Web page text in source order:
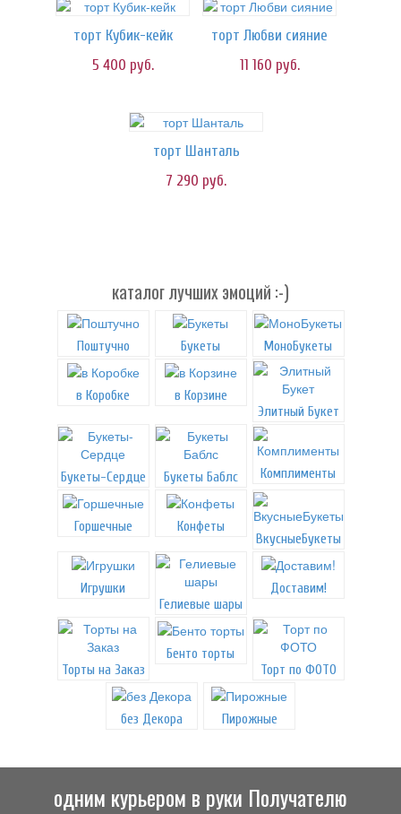
торт Кубик-кейк
5 400 руб.
торт Любви сияние
11 160 руб.
торт Шанталь
7 290 руб.
каталог лучших эмоций :-)
Поштучно Букеты МоноБукеты
в Коробке
в Корзине
Элитный Букет
Букеты-Сердце Букеты Баблс Комплименты
Горшечные
Конфеты
ВкусныеБукеты
Игрушки
Гелиевые шары
Доставим!
Торты на Заказ
Бенто торты
Торт по ФОТО
без Декора Пирожные
одним курьером в руки Получателю